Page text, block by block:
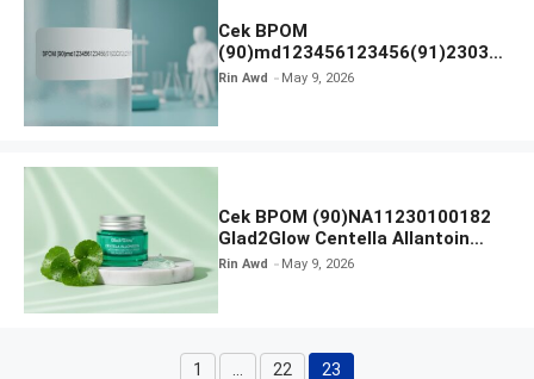
Cek BPOM
(90)md123456123456(91)23031
2 Apakah Terdaftar?
Rin Awd May 9, 2026
Cek BPOM (90)NA11230100182
Glad2Glow Centella Allantoin
Soothing Gel Moisturizer
Rin Awd May 9, 2026
Page
1 Page
22 Page
23